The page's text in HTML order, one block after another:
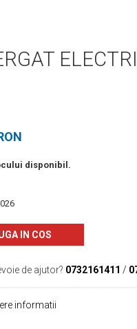
disponibil.
IN COS
de ajutor? 0732161411 /
informatii